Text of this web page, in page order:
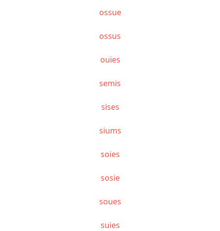
ossue
ossus
ouïes
semis
sises
siums
soies
sosie
soues
suies